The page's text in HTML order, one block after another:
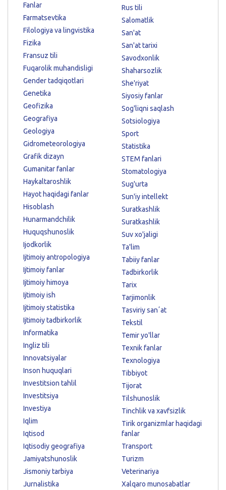
Fanlar
Farmatsevtika
Filologiya va lingvistika
Fizika
Fransuz tili
Fuqarolik muhandisligi
Gender tadqiqotlari
Genetika
Geofizika
Geografiya
Geologiya
Gidrometeorologiya
Grafik dizayn
Gumanitar fanlar
Haykaltaroshlik
Hayot haqidagi fanlar
Hisoblash
Hunarmandchilik
Huquqshunoslik
Ijodkorlik
Ijtimoiy antropologiya
Ijtimoiy fanlar
Ijtimoiy himoya
Ijtimoiy ish
Ijtimoiy statistika
Ijtimoiy tadbirkorlik
Informatika
Ingliz tili
Innovatsiyalar
Inson huquqlari
Investitsion tahlil
Investitsiya
Investiya
Iqlim
Iqtisod
Iqtisodiy geografiya
Jamiyatshunoslik
Jismoniy tarbiya
Jurnalistika
Rus tili
Salomatlik
San'at
San'at tarixi
Savodxonlik
Shaharsozlik
She'riyat
Siyosiy fanlar
Sog'liqni saqlash
Sotsiologiya
Sport
Statistika
STEM fanlari
Stomatologiya
Sug'urta
Sun'iy intellekt
Suratkashlik
Suratkashlik
Suv xo'jaligi
Ta'lim
Tabiiy fanlar
Tadbirkorlik
Tarix
Tarjimonlik
Tasviriy sanʼat
Tekstil
Temir yo'llar
Texnik fanlar
Texnologiya
Tibbiyot
Tijorat
Tilshunoslik
Tinchlik va xavfsizlik
Tirik organizmlar haqidagi
fanlar
Transport
Turizm
Veterinariya
Xalqaro munosabatlar